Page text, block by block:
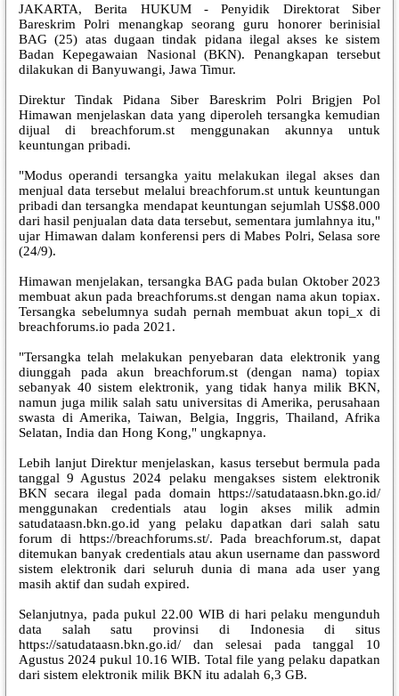
JAKARTA, Berita HUKUM - Penyidik Direktorat Siber
Bareskrim Polri menangkap seorang guru honorer berinisial
BAG (25) atas dugaan tindak pidana ilegal akses ke sistem
Badan Kepegawaian Nasional (BKN). Penangkapan tersebut
dilakukan di Banyuwangi, Jawa Timur.
Direktur Tindak Pidana Siber Bareskrim Polri Brigjen Pol
Himawan menjelaskan data yang diperoleh tersangka kemudian
dijual di breachforum.st menggunakan akunnya untuk
keuntungan pribadi.
"Modus operandi tersangka yaitu melakukan ilegal akses dan
menjual data tersebut melalui breachforum.st untuk keuntungan
pribadi dan tersangka mendapat keuntungan sejumlah US$8.000
dari hasil penjualan data data tersebut, sementara jumlahnya itu,"
ujar Himawan dalam konferensi pers di Mabes Polri, Selasa sore
(24/9).
Himawan menjelakan, tersangka BAG pada bulan Oktober 2023
membuat akun pada breachforums.st dengan nama akun topiax.
Tersangka sebelumnya sudah pernah membuat akun topi_x di
breachforums.io pada 2021.
"Tersangka telah melakukan penyebaran data elektronik yang
diunggah pada akun breachforum.st (dengan nama) topiax
sebanyak 40 sistem elektronik, yang tidak hanya milik BKN,
namun juga milik salah satu universitas di Amerika, perusahaan
swasta di Amerika, Taiwan, Belgia, Inggris, Thailand, Afrika
Selatan, India dan Hong Kong," ungkapnya.
Lebih lanjut Direktur menjelaskan, kasus tersebut bermula pada
tanggal 9 Agustus 2024 pelaku mengakses sistem elektronik
BKN secara ilegal pada domain https://satudataasn.bkn.go.id/
menggunakan credentials atau login akses milik admin
satudataasn.bkn.go.id yang pelaku dapatkan dari salah satu
forum di https://breachforums.st/. Pada breachforum.st, dapat
ditemukan banyak credentials atau akun username dan password
sistem elektronik dari seluruh dunia di mana ada user yang
masih aktif dan sudah expired.
Selanjutnya, pada pukul 22.00 WIB di hari pelaku mengunduh
data salah satu provinsi di Indonesia di situs
https://satudataasn.bkn.go.id/ dan selesai pada tanggal 10
Agustus 2024 pukul 10.16 WIB. Total file yang pelaku dapatkan
dari sistem elektronik milik BKN itu adalah 6,3 GB.